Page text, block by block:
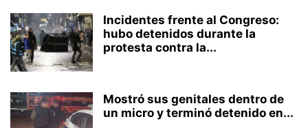
Incidentes frente al Congreso:
hubo detenidos durante la
protesta contra la...
Mostró sus genitales dentro de
un micro y terminó detenido en...